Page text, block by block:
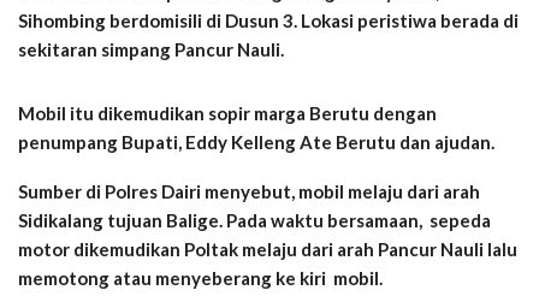
Sihombing berdomisili di Dusun 3. Lokasi peristiwa berada di
sekitaran simpang Pancur Nauli.
Mobil itu dikemudikan sopir marga Berutu dengan
penumpang Bupati, Eddy Kelleng Ate Berutu dan ajudan.
Sumber di Polres Dairi menyebut, mobil melaju dari arah
Sidikalang tujuan Balige. Pada waktu bersamaan, sepeda
motor dikemudikan Poltak melaju dari arah Pancur Nauli lalu
memotong atau menyeberang ke kiri mobil.